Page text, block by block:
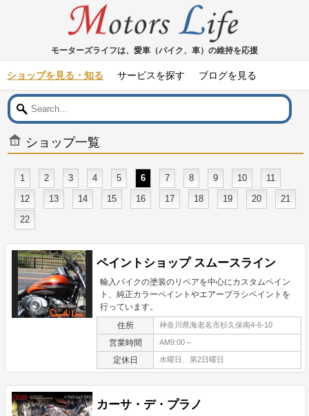
モーターズライフは、愛車（バイク、車）の維持を応援
ショップを見る・知る サービスを探す ブログを見る
ショップ一覧
1 2 3 4 5 6 7 8 9 10
11
12
13 14 15 16 17 18 19 20
21
22
ペイントショップ スムースライン
輸入バイクの塗装のリペアを中心にカスタムペイン
ト、純正カラーペイントやエアーブラシペイントを
行っています。
住所 神奈川県海老名市杉久保南4-6-10
営業時間 AM9:00～
定休日 水曜日、第2日曜日
カーサ・デ・プラノ